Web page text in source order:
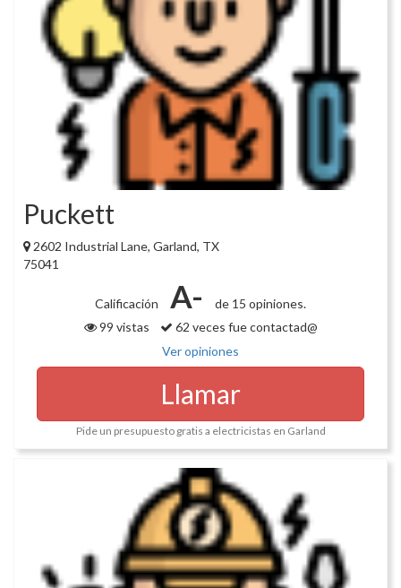
Puckett
2602 Industrial Lane, Garland, TX
75041
Calificación A-
de 15 opiniones.
99 vistas
62 veces fue contactad@
Ver opiniones
Llamar
Pide un presupuesto gratis a electricistas en Garland